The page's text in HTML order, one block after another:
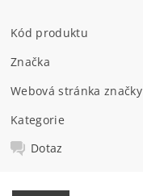
Kód produktu
Značka
Webová stránka značky
Kategorie
Dotaz